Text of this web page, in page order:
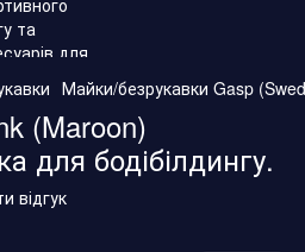
Майки/безрукавки Gasp
(Maroon)
для бодібілдингу.
відгук